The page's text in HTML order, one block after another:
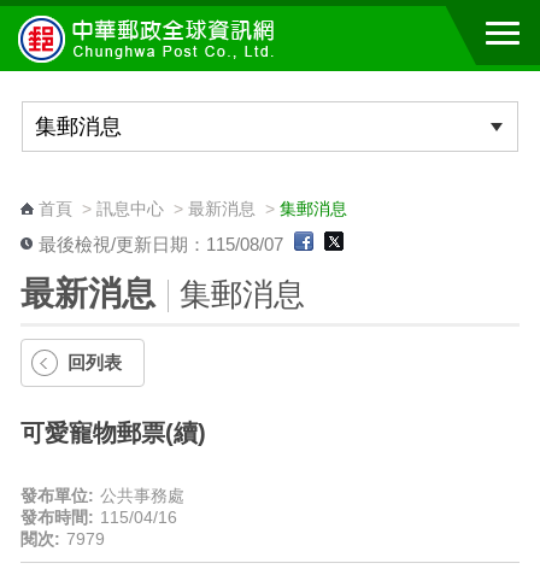
跳到主要內容區塊
首頁> 訊息中心> 最新消息 > 集郵消息
最後檢視/更新日期：115/08/07
最新消息 集郵消息
回列表
可愛寵物郵票(續)
發布單位: 公共事務處
發布時間: 115/04/16
閱次: 7979